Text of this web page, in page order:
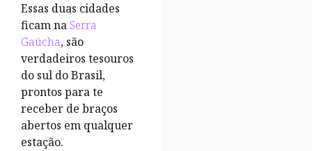
Essas duas cidades
ficam na Serra
Gaúcha, são
verdadeiros tesouros
do sul do Brasil,
prontos para te
receber de braços
abertos em qualquer
estação.